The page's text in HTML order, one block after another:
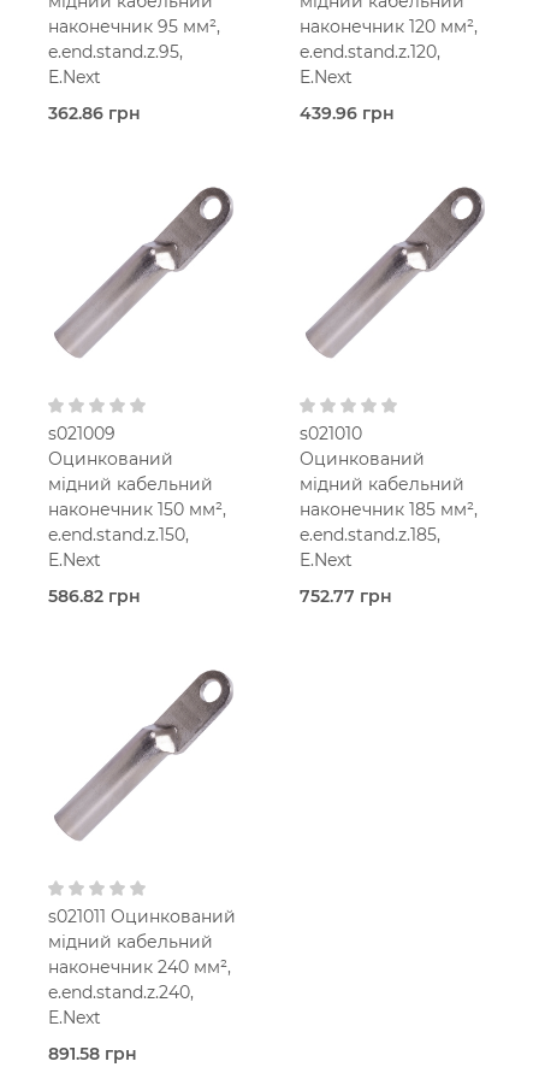
наконечник 95 мм²,
e.end.stand.z.95,
E.Next
362.86 грн
E.Next
Мідь
оцинкована
95 мм2
наконечник 120 мм²,
e.end.stand.z.120,
E.Next
439.96 грн
E.Next
Мідь
оцинкована
120 мм2
s021009
Оцинкований
мідний кабельний
наконечник 150 мм²,
e.end.stand.z.150,
E.Next
586.82 грн
Наконечники мідні
E.Next
Мідь
оцинкована
s021010
Оцинкований
мідний кабельний
наконечник 185 мм²,
e.end.stand.z.185,
E.Next
752.77 грн
s021011 Оцинкований
мідний кабельний
наконечник 240 мм²,
e.end.stand.z.240,
E.Next
891.58 грн